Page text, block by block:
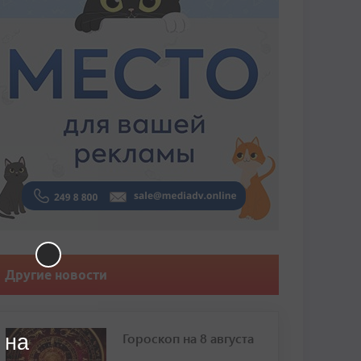
Другие новости
Гороскоп на 8 августа